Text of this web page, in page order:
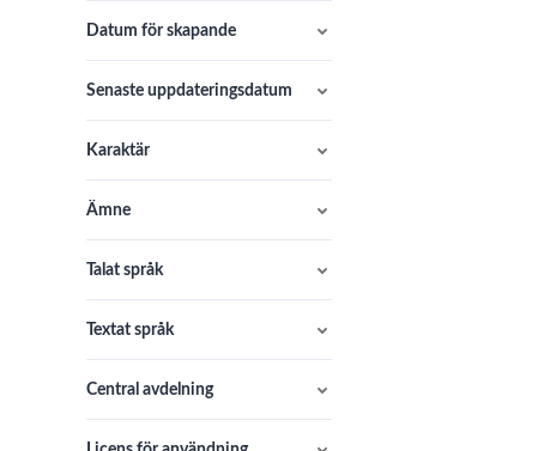
Datum för skapande
Senaste uppdateringsdatum
Karaktär
Ämne
Talat språk
Textat språk
Central avdelning